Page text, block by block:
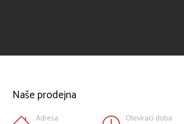
Naše prodejna
Adresa
Otevírací doba